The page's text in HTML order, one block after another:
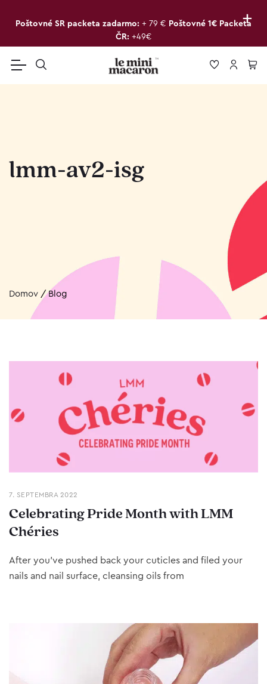
+
Poštovné SR packeta zadarmo: + 79 € Poštovné 1€ Packeta
ČR: +49€
lmm-av2-isg
Domov /Blog
7. SEPTEMBRA 2022
Celebrating Pride Month with LMM
Chéries
After you’ve pushed back your cuticles and filed your
nails and nail surface, cleansing oils from